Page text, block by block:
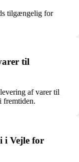
tilgængelig for
til
af varer til
fremtiden.
i Vejle for